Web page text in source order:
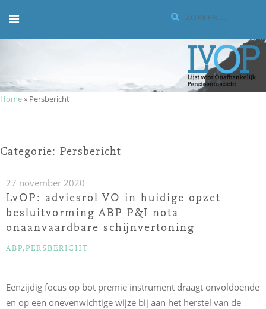
naar
de
Zoeken:
Home» Persbericht
Categorie: Persbericht
27 november 2020
LvOP: adviesrol VO in huidige opzet
besluitvorming ABP P&I nota
onaanvaardbare schijnvertoning
CATEGORIEËN
ABP, PERSBERICHT
Eenzijdig focus op bot premie instrument draagt onvoldoende
en op een onevenwichtige wijze bij aan het herstel van de